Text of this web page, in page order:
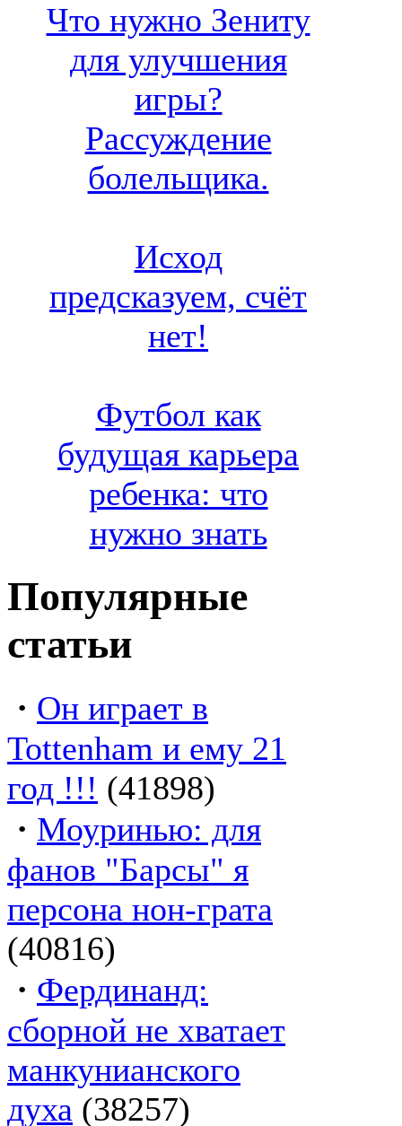
Что нужно Зениту
для улучшения
игры?
Рассуждение
болельщика.
Исход
предсказуем, счёт
нет!
Футбол как
будущая карьера
ребенка: что
нужно знать
Популярные
статьи
· Он играет в
Tottenham и ему 21
год !!! (41898)
· Моуринью: для
фанов "Барсы" я
персона нон-грата
(40816)
· Фердинанд:
сборной не хватает
манкунианского
духа (38257)